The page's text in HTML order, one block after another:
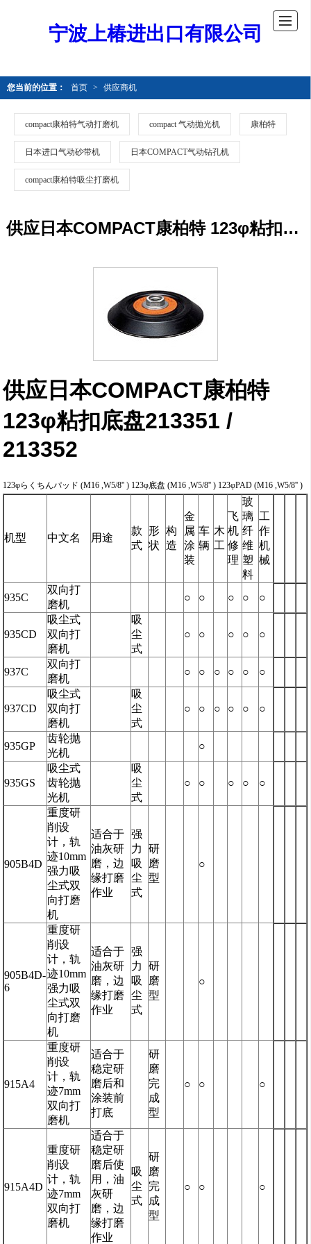
宁波上椿进出口有限公司
您当前的位置： 首页 > 供应商机
compact康柏特气动打磨机 compact 气动抛光机 康柏特
日本进口气动砂带机 日本COMPACT气动钻孔机
compact康柏特吸尘打磨机
供应日本COMPACT康柏特 123φ粘扣底盘213351 / 213352
供应日本COMPACT康柏特
123φ粘扣底盘213351 /
213352
123φらくちんパッド (M16 ,W5/8'' ) 123φ底盘 (M16 ,W5/8'' ) 123φPAD (M16 ,W5/8'' )
机型 中文名 用途
款
式
形
状
构
造
金
属
涂
装
车
辆
木
工
飞
机
修
理
玻
璃
纤
维
塑
料
工
作
机
械
935C
双向打
磨机
○ ○ ○ ○ ○
935CD
吸尘式
双向打
磨机
吸
尘
式
○ ○ ○ ○ ○
937C
双向打
磨机
○ ○ ○ ○ ○ ○
937CD
吸尘式
双向打
磨机
吸
尘
式
○ ○ ○ ○ ○ ○
935GP
齿轮抛
光机
○
935GS
吸尘式
齿轮抛
光机
吸
尘
式
○ ○ ○ ○ ○
905B4D
重度研
削设
计，轨
迹10mm
强力吸
尘式双
向打磨
机
适合于
油灰研
磨，边
缘打磨
作业
强
力
吸
尘
式
研
磨
型
○
905B4D-
6
重度研
削设
计，轨
迹10mm
强力吸
尘式双
向打磨
机
适合于
油灰研
磨，边
缘打磨
作业
强
力
吸
尘
式
研
磨
型
○
915A4
重度研
削设
计，轨
迹7mm
双向打
磨机
适合于
稳定研
磨后和
涂装前
打底
研
磨
完
成
型
○ ○ ○
915A4D
重度研
削设
计，轨
迹7mm
双向打
磨机
适合于
稳定研
磨后使
用，油
灰研
磨，边
缘打磨
作业
吸
尘
式
研
磨
完
成
型
○ ○ ○